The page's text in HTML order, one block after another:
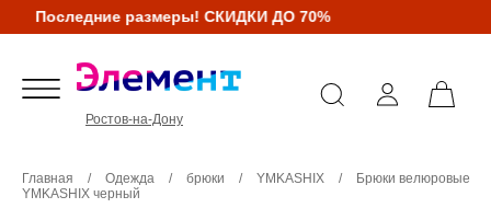
Последние размеры! СКИДКИ ДО 70%
Ростов-на-Дону
Главная / Одежда / брюки / YMKASHIX /
Брюки велюровые
YMKASHIX черный